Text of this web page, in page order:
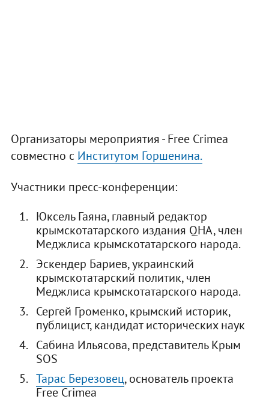
Организаторы мероприятия - Free Crimea
совместно с Институтом Горшенина.
Участники пресс-конференции:
Юксель Гаяна, главный редактор
крымскотатарского издания QHA, член
Меджлиса крымскотатарского народа.
Эскендер Бариев, украинский
крымскотатарский политик, член
Меджлиса крымскотатарского народа.
Сергей Громенко, крымский историк,
публицист, кандидат исторических наук
Сабина Ильясова, представитель Крым
SOS
Тарас Березовец, основатель проекта
Free Crimea